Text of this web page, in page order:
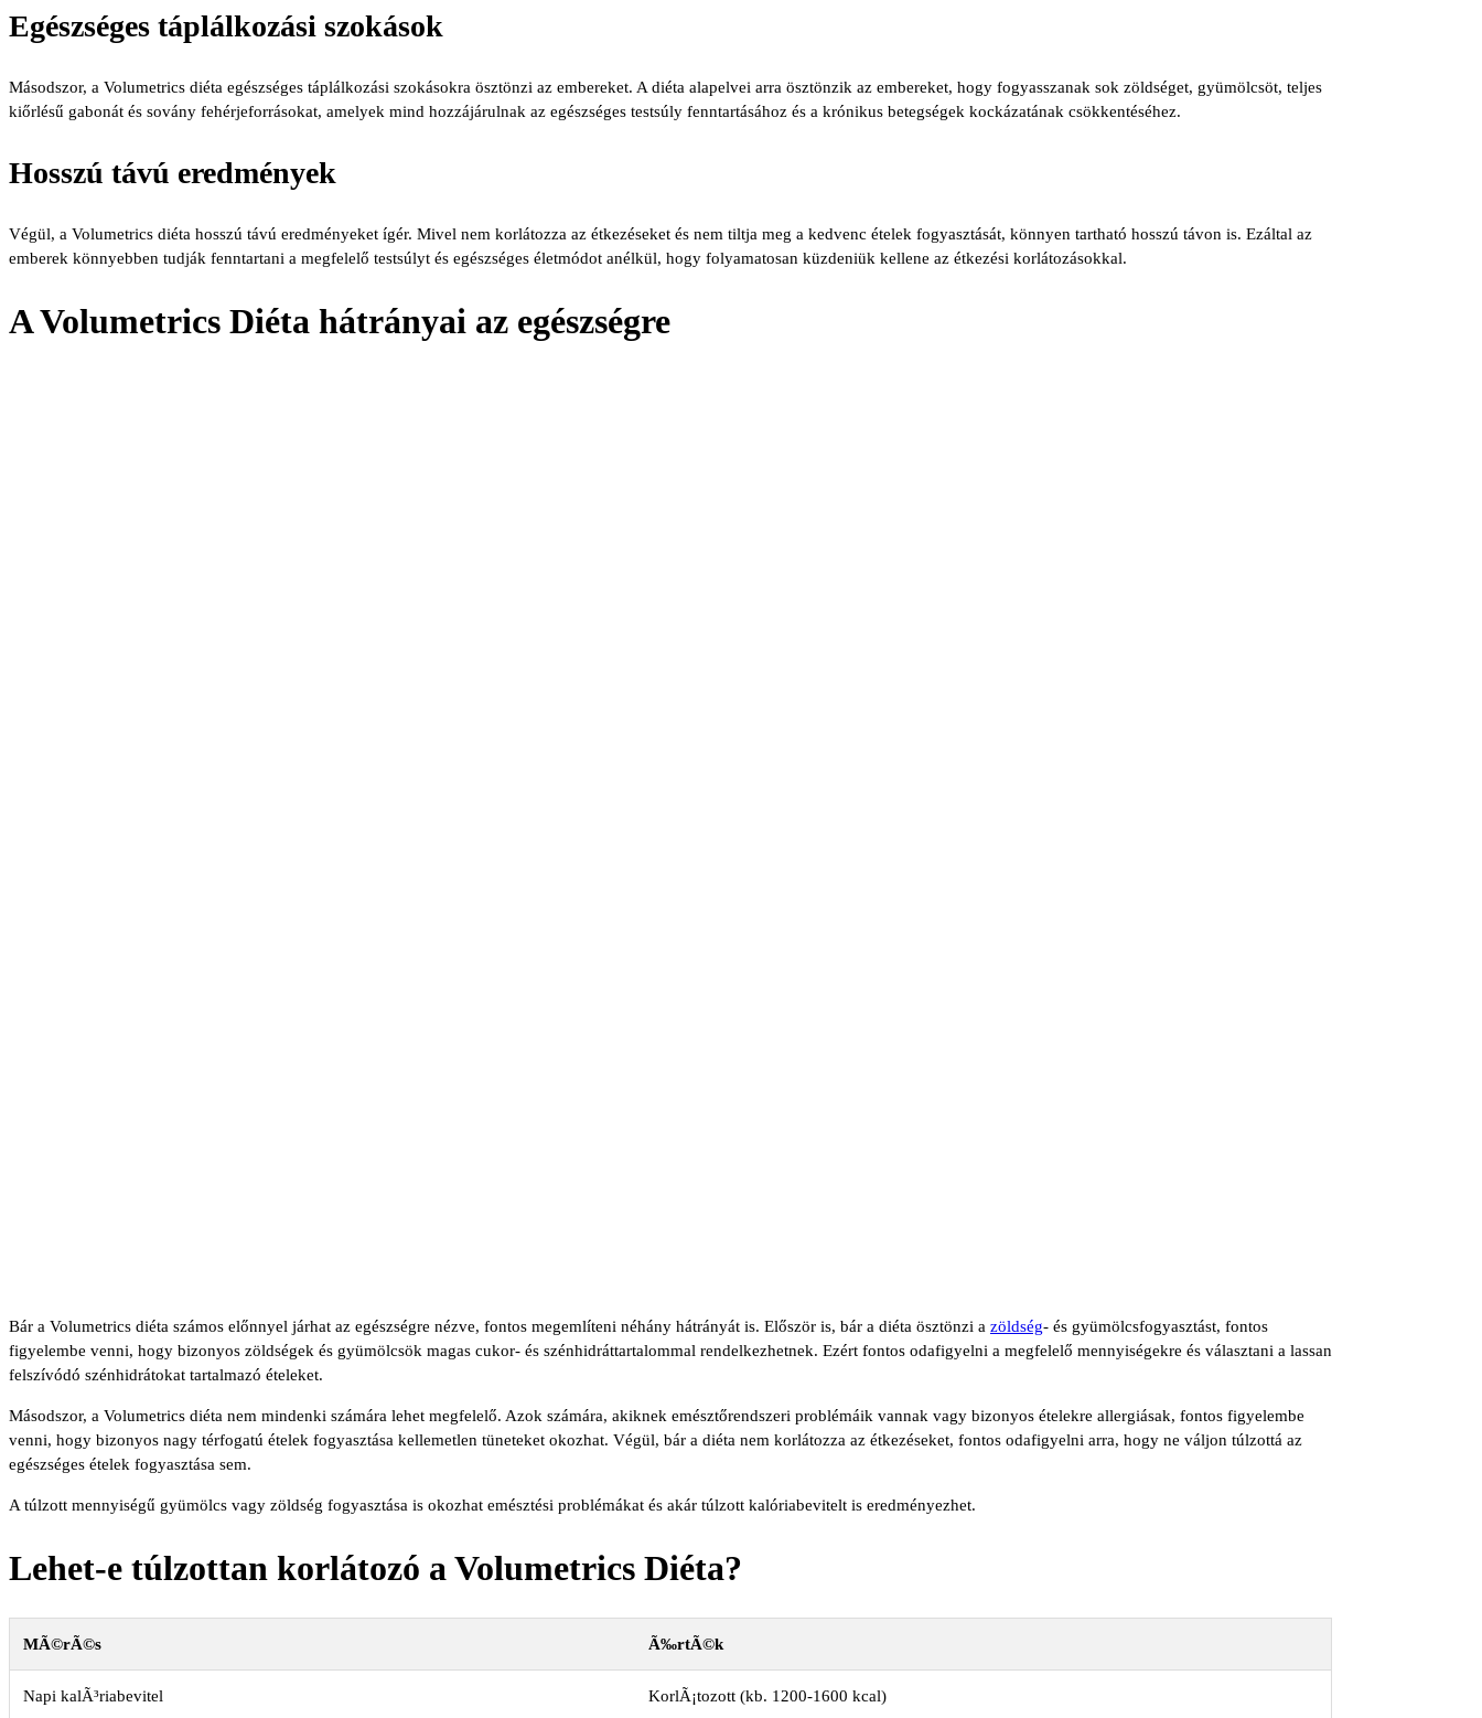
Egészséges táplálkozási szokások
Másodszor, a Volumetrics diéta egészséges táplálkozási szokásokra ösztönzi az embereket. A diéta alapelvei arra ösztönzik az embereket, hogy fogyasszanak sok zöldséget, gyümölcsöt, teljes
kiőrlésű gabonát és sovány fehérjeforrásokat, amelyek mind hozzájárulnak az egészséges testsúly fenntartásához és a krónikus betegségek kockázatának csökkentéséhez.
Hosszú távú eredmények
Végül, a Volumetrics diéta hosszú távú eredményeket ígér. Mivel nem korlátozza az étkezéseket és nem tiltja meg a kedvenc ételek fogyasztását, könnyen tartható hosszú távon is. Ezáltal az
emberek könnyebben tudják fenntartani a megfelelő testsúlyt és egészséges életmódot anélkül, hogy folyamatosan küzdeniük kellene az étkezési korlátozásokkal.
A Volumetrics Diéta hátrányai az egészségre
Bár a Volumetrics diéta számos előnnyel járhat az egészségre nézve, fontos megemlíteni néhány hátrányát is. Először is, bár a diéta ösztönzi a zöldség- és gyümölcsfogyasztást, fontos
figyelembe venni, hogy bizonyos zöldségek és gyümölcsök magas cukor- és szénhidráttartalommal rendelkezhetnek. Ezért fontos odafigyelni a megfelelő mennyiségekre és választani a lassan
felszívódó szénhidrátokat tartalmazó ételeket.
Másodszor, a Volumetrics diéta nem mindenki számára lehet megfelelő. Azok számára, akiknek emésztőrendszeri problémáik vannak vagy bizonyos ételekre allergiásak, fontos figyelembe
venni, hogy bizonyos nagy térfogatú ételek fogyasztása kellemetlen tüneteket okozhat. Végül, bár a diéta nem korlátozza az étkezéseket, fontos odafigyelni arra, hogy ne váljon túlzottá az
egészséges ételek fogyasztása sem.
A túlzott mennyiségű gyümölcs vagy zöldség fogyasztása is okozhat emésztési problémákat és akár túlzott kalóriabevitelt is eredményezhet.
Lehet-e túlzottan korlátozó a Volumetrics Diéta?
MÃ©rÃ©s Ã‰rtÃ©k
Napi kalÃ³riabevitel KorlÃ¡tozott (kb. 1200-1600 kcal)